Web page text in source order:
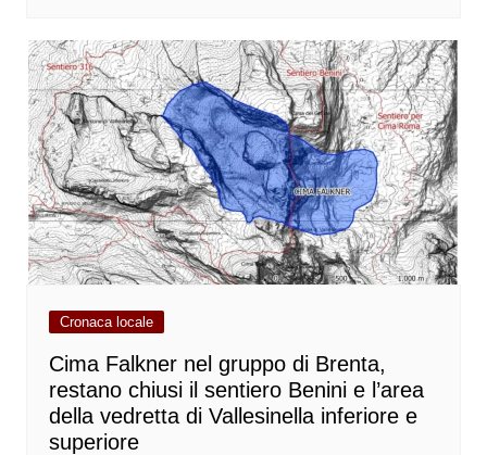
Cronaca locale
Cima Falkner nel gruppo di Brenta,
restano chiusi il sentiero Benini e l’area
della vedretta di Vallesinella inferiore e
superiore